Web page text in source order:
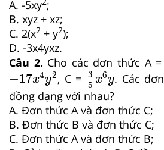
A. -5xy ;
B. xyz + xz;
C. 2(x2 + y2);
D. -3x4yxz.
Câu 2. Cho các đơn thức A =
−17x4y2
−17x4 y2, C =
3
5 x6y
35x6 y
. Các
đồng dạng với nhau?
A. Đơn thức A và đơn thức C;
B. Đơn thức B và đơn thức C;
C. Đơn thức A và đơn thức B;